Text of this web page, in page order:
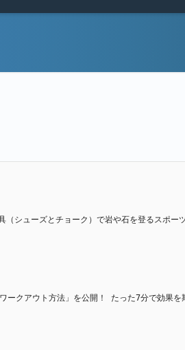
ューズとチョーク）で岩や石を登るスポーツ
クアウト方法」を公開！ たった7分で効果